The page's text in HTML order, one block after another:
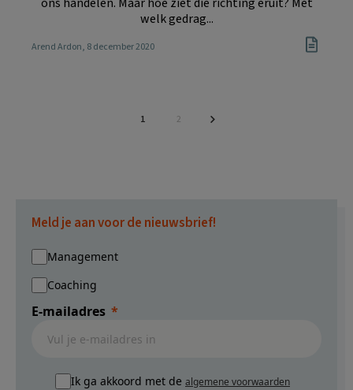
welk gedrag...
Arend Ardon, 8 december 2020
Pagina
1 Pagina
2
Meld je aan voor de nieuwsbrief!
Management
Coaching
E-mailadres
Ik ga akkoord met de algemene voorwaarden